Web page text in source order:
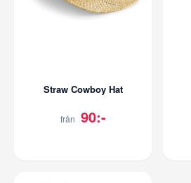
Straw Cowboy Hat
från 90:-